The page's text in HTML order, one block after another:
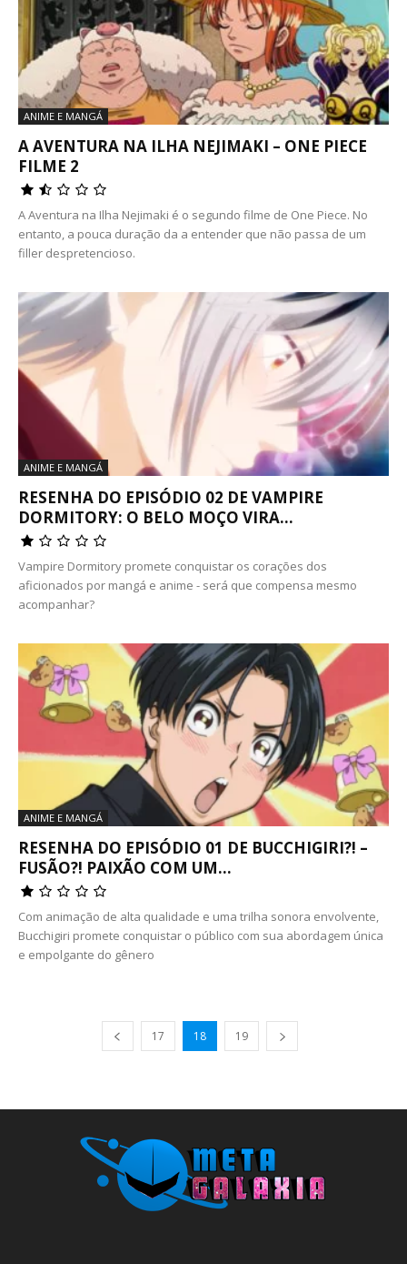
ANIME E MANGÁ
A AVENTURA NA ILHA NEJIMAKI – ONE PIECE
FILME 2
A Aventura na Ilha Nejimaki é o segundo filme de One Piece. No
entanto, a pouca duração da a entender que não passa de um
filler despretencioso.
ANIME E MANGÁ
RESENHA DO EPISÓDIO 02 DE VAMPIRE
DORMITORY: O BELO MOÇO VIRA...
Vampire Dormitory promete conquistar os corações dos
aficionados por mangá e anime - será que compensa mesmo
acompanhar?
ANIME E MANGÁ
RESENHA DO EPISÓDIO 01 DE BUCCHIGIRI?! –
FUSÃO?! PAIXÃO COM UM...
Com animação de alta qualidade e uma trilha sonora envolvente,
Bucchigiri promete conquistar o público com sua abordagem única
e empolgante do gênero
17 18 19